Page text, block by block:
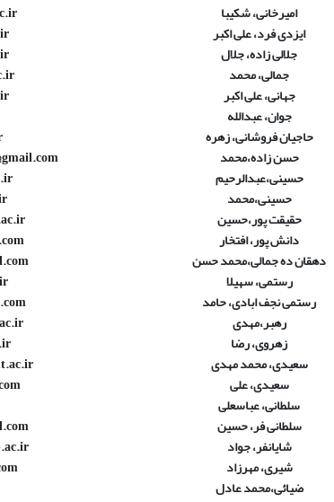
امیرخانی، شکیبا
ایزدی فرد، علی اکبر izadifard@umz.ac.ir
جلالی زاده، جلال
جمالی، محمد dm_jamali50@ut.ac.ir
جهانی، علی اکبر
جوان، عبدالله
حاجیان فروشانی، زهره
حسن زاده،محمد mohamadhasanzadeh1375@gmail.com
حسینی،عبدالرحیم
حسینی،محمد
حقیقت پور،حسین haghighatpoor@yazd.ac.ir
دانش پور، افتخار
دهقان ده جمالی،محمد حسن
رستمی، سهیلا
رستمی نجف ابادی، حامد
رهبر،مهدی
زهروی، رضا
سعیدی، محمد مهدی
سعیدی، علی
سلطانی، عباسعلی
سلطانی فر، حسین
شایانفر، جواد
شیری، مهرزاد
ضیائی،محمد عادل